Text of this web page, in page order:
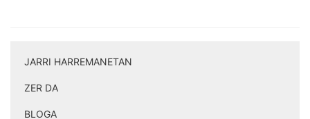
JARRI HARREMANETAN
ZER DA
BLOGA